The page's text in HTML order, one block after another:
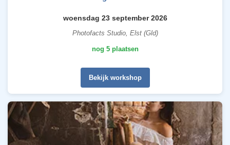
woensdag 23 september 2026
Photofacts Studio, Elst (Gld)
nog 5 plaatsen
Bekijk workshop